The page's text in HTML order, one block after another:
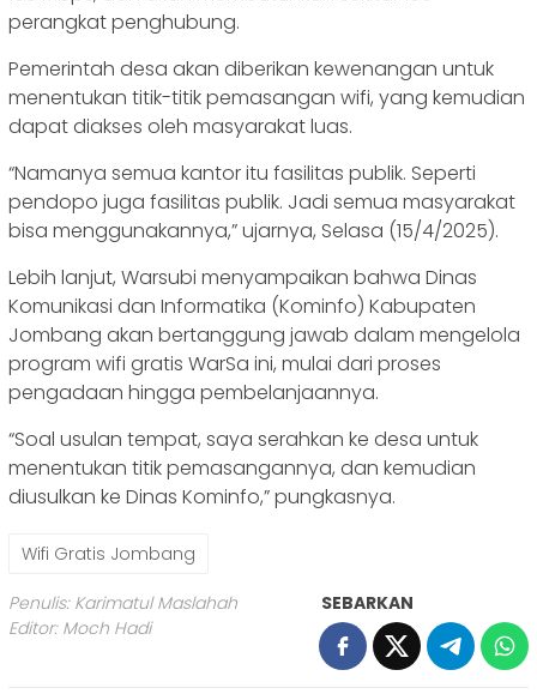
perangkat penghubung.
Pemerintah desa akan diberikan kewenangan untuk
menentukan titik-titik pemasangan wifi, yang kemudian
dapat diakses oleh masyarakat luas.
“Namanya semua kantor itu fasilitas publik. Seperti
pendopo juga fasilitas publik. Jadi semua masyarakat
bisa menggunakannya,” ujarnya, Selasa (15/4/2025).
Lebih lanjut, Warsubi menyampaikan bahwa Dinas
Komunikasi dan Informatika (Kominfo) Kabupaten
Jombang akan bertanggung jawab dalam mengelola
program wifi gratis WarSa ini, mulai dari proses
pengadaan hingga pembelanjaannya.
“Soal usulan tempat, saya serahkan ke desa untuk
menentukan titik pemasangannya, dan kemudian
diusulkan ke Dinas Kominfo,” pungkasnya.
Wifi Gratis Jombang
Penulis: Karimatul Maslahah
Editor: Moch Hadi
SEBARKAN